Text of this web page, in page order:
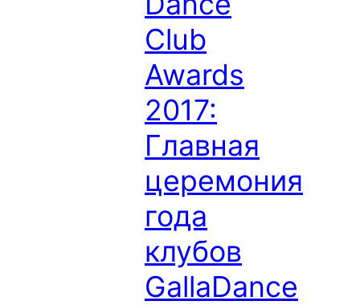
Club
Awards
2017:
Главная
церемония
года
клубов
GallaDance